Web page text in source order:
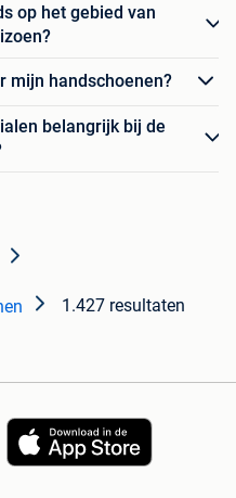
op het gebied van
mijn handschoenen?
belangrijk bij de
1.427 resultaten